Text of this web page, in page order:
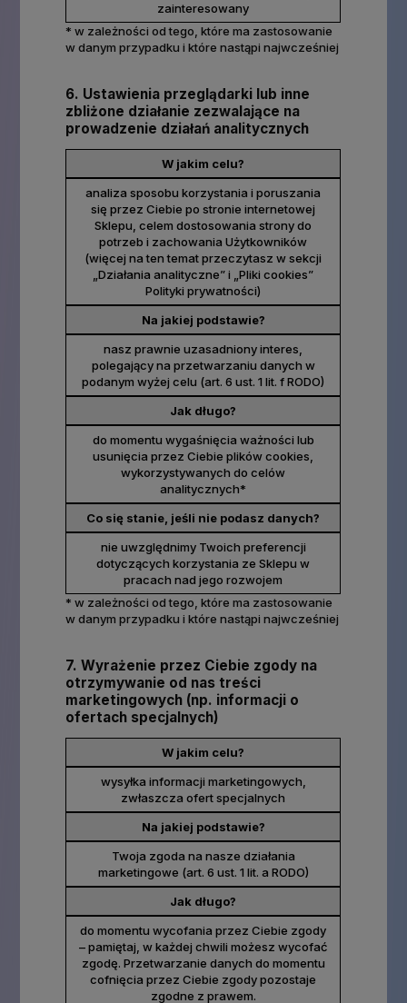
zainteresowany
* w zależności od tego, które ma zastosowanie
w danym przypadku i które nastąpi najwcześniej
6. Ustawienia przeglądarki lub inne
zbliżone działanie zezwalające na
prowadzenie działań analitycznych
W jakim celu?
analiza sposobu korzystania i poruszania
się przez Ciebie po stronie internetowej
Sklepu, celem dostosowania strony do
potrzeb i zachowania Użytkowników
(więcej na ten temat przeczytasz w sekcji
„Działania analityczne” i „Pliki cookies”
Polityki prywatności)
Na jakiej podstawie?
nasz prawnie uzasadniony interes,
polegający na przetwarzaniu danych w
podanym wyżej celu (art. 6 ust. 1 lit. f RODO)
Jak długo?
do momentu wygaśnięcia ważności lub
usunięcia przez Ciebie plików cookies,
wykorzystywanych do celów
analitycznych*
Co się stanie, jeśli nie podasz danych?
nie uwzględnimy Twoich preferencji
dotyczących korzystania ze Sklepu w
pracach nad jego rozwojem
* w zależności od tego, które ma zastosowanie
w danym przypadku i które nastąpi najwcześniej
7. Wyrażenie przez Ciebie zgody na
otrzymywanie od nas treści
marketingowych (np. informacji o
ofertach specjalnych)
W jakim celu?
wysyłka informacji marketingowych,
zwłaszcza ofert specjalnych
Na jakiej podstawie?
Twoja zgoda na nasze działania
marketingowe (art. 6 ust. 1 lit. a RODO)
Jak długo?
do momentu wycofania przez Ciebie zgody
– pamiętaj, w każdej chwili możesz wycofać
zgodę. Przetwarzanie danych do momentu
cofnięcia przez Ciebie zgody pozostaje
zgodne z prawem.